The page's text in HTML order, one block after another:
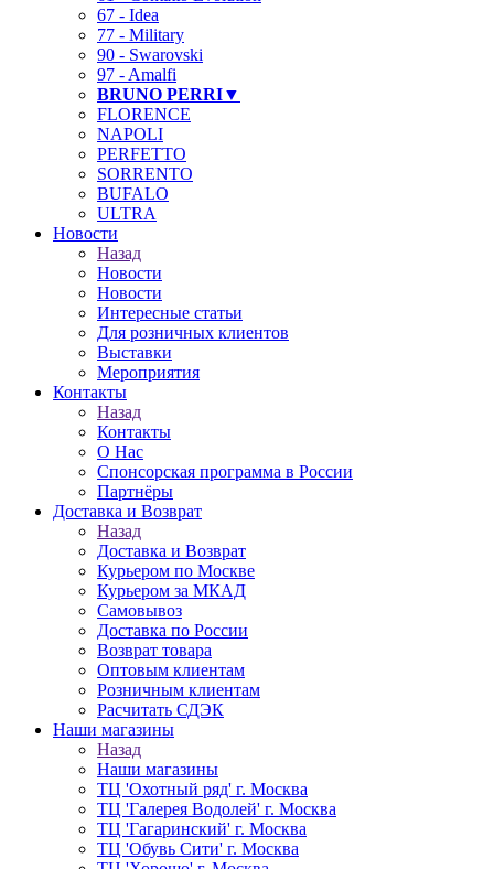
67 - Idea
77 - Military
90 - Swarovski
97 - Amalfi
BRUNO PERRI▼
FLORENCE
NAPOLI
PERFETTO
SORRENTO
BUFALO
ULTRA
Новости
Назад
Новости
Новости
Интересные статьи
Для розничных клиентов
Выставки
Мероприятия
Контакты
Назад
Контакты
О Нас
Спонсорская программа в России
Партнёры
Доставка и Возврат
Назад
Доставка и Возврат
Курьером по Москве
Курьером за МКАД
Самовывоз
Доставка по России
Возврат товара
Оптовым клиентам
Розничным клиентам
Расчитать СДЭК
Наши магазины
Назад
Наши магазины
ТЦ 'Охотный ряд' г. Москва
ТЦ 'Галерея Водолей' г. Москва
ТЦ 'Гагаринский' г. Москва
ТЦ 'Обувь Сити' г. Москва